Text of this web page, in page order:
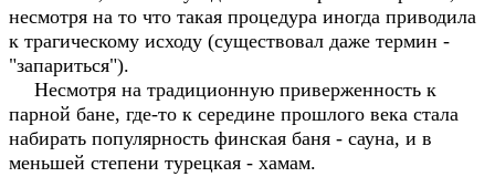
несмотря на то что такая процедура иногда приводила
к трагическому исходу (существовал даже термин -
"запариться").
Несмотря на традиционную приверженность к
парной бане, где-то к середине прошлого века стала
набирать популярность финская баня - сауна, и в
меньшей степени турецкая - хамам.